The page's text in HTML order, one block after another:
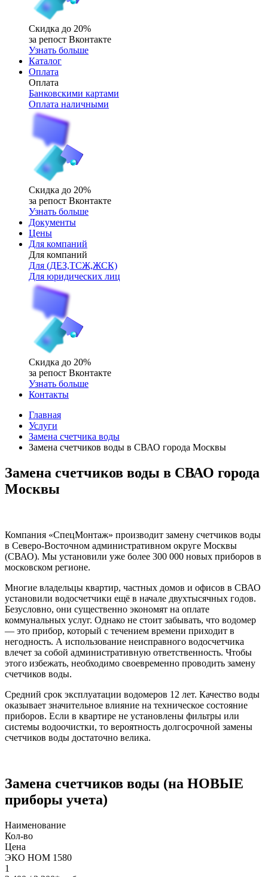
Скидка до 20%
за репост Вконтакте
Узнать больше
Каталог
Оплата
Оплата
Банковскими картами
Оплата наличными
Скидка до 20%
за репост Вконтакте
Узнать больше
Документы
Цены
Для компаний
Для компаний
Для (ДЕЗ,ТСЖ,ЖСК)
Для юридических лиц
Скидка до 20%
за репост Вконтакте
Узнать больше
Контакты
Главная
Услуги
Замена счетчика воды
Замена счетчиков воды в СВАО города Москвы
Замена счетчиков воды в СВАО города
Москвы
Компания «СпецМонтаж» производит замену счетчиков воды
в Северо-Восточном административном округе Москвы
(СВАО). Мы установили уже более 300 000 новых приборов в
московском регионе.
Многие владельцы квартир, частных домов и офисов в СВАО
установили водосчетчики ещё в начале двухтысячных годов.
Безусловно, они существенно экономят на оплате
коммунальных услуг. Однако не стоит забывать, что водомер
— это прибор, который с течением времени приходит в
негодность. А использование неисправного водосчетчика
влечет за собой административную ответственность. Чтобы
этого избежать, необходимо своевременно проводить замену
счетчиков воды.
Средний срок эксплуатации водомеров 12 лет. Качество воды
оказывает значительное влияние на техническое состояние
приборов. Если в квартире не установлены фильтры или
системы водоочистки, то вероятность долгосрочной замены
счетчиков воды достаточно велика.
Замена счетчиков воды (на НОВЫЕ
приборы учета)
Наименование
Кол-во
Цена
ЭКО НОМ 1580
1